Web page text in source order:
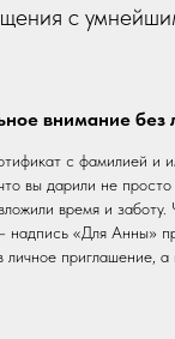
с
внимание без
с фамилией и
вы дарили не
время и заботу.
надпись «Для Анны»
личное приглашение, а